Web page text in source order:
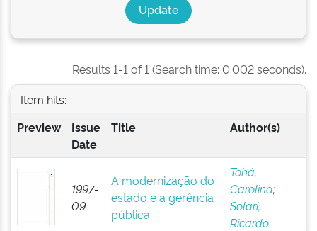
Results 1-1 of 1 (Search time: 0.002 seconds).
Item hits:
Preview
Issue
Date
Title Author(s)
1997-
09
A modernização do
estado e a gerência
pública
Tohá,
Carolina;
Solari,
Ricardo